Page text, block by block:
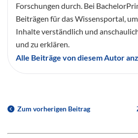
Forschungen durch. Bei
Beiträgen für das Wissensportal,
Inhalte verständlich und
und zu erklären.
Alle Beiträge von diesem Autor
Zum vorherigen Beitrag